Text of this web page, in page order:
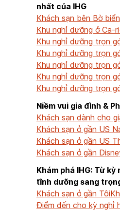
nhất của IHG
Khách sạn bên Bờ biển
Khu nghỉ dưỡng ở Ca-
Khu nghỉ dưỡng trọn
Khu nghỉ dưỡng trọn
Khu nghỉ dưỡng trọn
Khu nghỉ dưỡng trọn
Khu nghỉ dưỡng trọn
Niềm vui gia đình &
Khách sạn dành cho
Khách sạn ở gần US
Khách sạn ở gần US
Khách sạn ở gần
Khám phá IHG: Từ
tĩnh dưỡng sang
Khách sạn ở gần Tôi
Điểm đến cho kỳ nghỉ